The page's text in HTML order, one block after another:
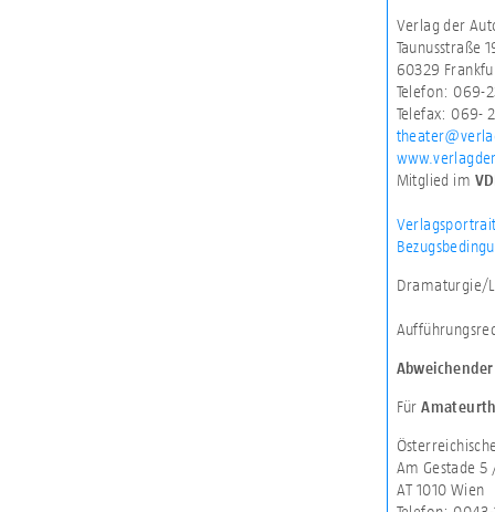
Verlag der
Taunusstraße
60329
Telefon: 069-
Telefax: 069-
Mitglied im
Dramaturgie/
Für
Am Gestade 5
AT 1010 Wien